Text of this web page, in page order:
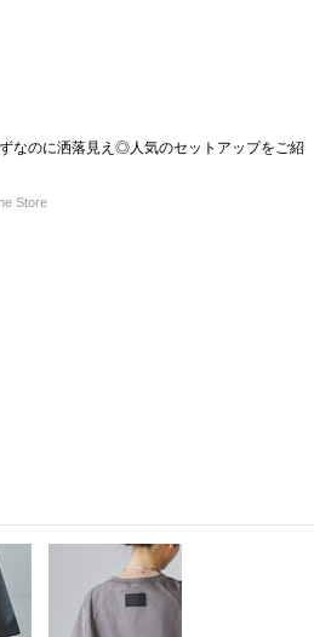
なのに洒落見え◎人気のセットアップをご紹
Store